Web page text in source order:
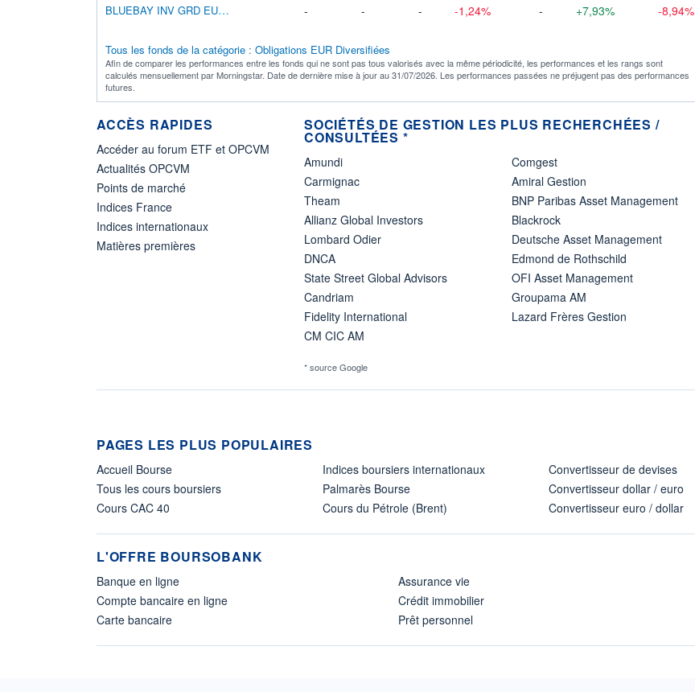
BLUEBAY INV GRD EURO AGGT BD B EUR
- - - -1,24% - +7,93% -8,94%
Tous les fonds de la catégorie : Obligations EUR Diversifiées
Afin de comparer les performances entre les fonds qui ne sont pas tous valorisés avec la même périodicité, les performances et les rangs sont
calculés mensuellement par Morningstar. Date de dernière mise à jour au 31/07/2026. Les performances passées ne préjugent pas des performances
futures.
ACCÈS RAPIDES
Accéder au forum ETF et OPCVM
Actualités OPCVM
Points de marché
Indices France
Indices internationaux
Matières premières
SOCIÉTÉS DE GESTION LES PLUS RECHERCHÉES /
CONSULTÉES *
Amundi
Carmignac
Theam
Allianz Global Investors
Lombard Odier
DNCA
State Street Global Advisors
Candriam
Fidelity International
CM CIC AM
Comgest
Amiral Gestion
BNP Paribas Asset Management
Blackrock
Deutsche Asset Management
Edmond de Rothschild
OFI Asset Management
Groupama AM
Lazard Frères Gestion
* source Google
PAGES LES PLUS POPULAIRES
Accueil Bourse
Tous les cours boursiers
Cours CAC 40
Indices boursiers internationaux
Palmarès Bourse
Cours du Pétrole (Brent)
Convertisseur de devises
Convertisseur dollar / euro
Convertisseur euro / dollar
L'OFFRE BOURSOBANK
Banque en ligne
Compte bancaire en ligne
Carte bancaire
Assurance vie
Crédit immobilier
Prêt personnel